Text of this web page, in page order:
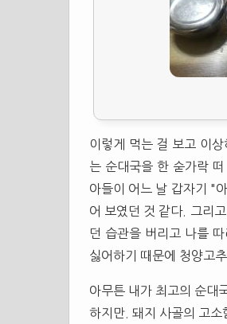
이렇게 먹는 걸 보고 이
는 순대국을 한 숟가락
아들이 어느 날 갑자기 "
어 보였던 것 같다. 그리
던 습관을 버리고 나를
싫어하기 때문에 청양고
아무튼 내가 최고의 순대
하지만. 돼지 사골의 고